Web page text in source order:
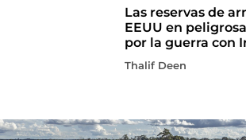
Las reservas de
EEUU en
por la guerra con
Thalif Deen